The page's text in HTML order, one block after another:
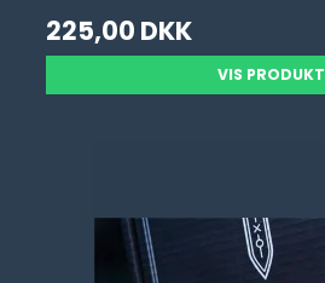
225,00 DKK
VIS PRODUKT